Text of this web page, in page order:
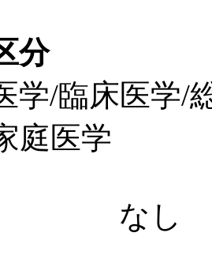
分
医学/総合
庭医学
し